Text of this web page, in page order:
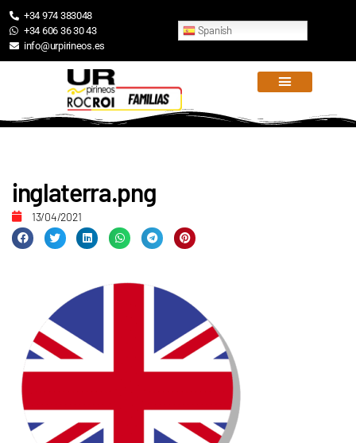
+34 974 383048
+34 606 36 30 43
info@urpirineos.es
Spanish
inglaterra.png
13/04/2021